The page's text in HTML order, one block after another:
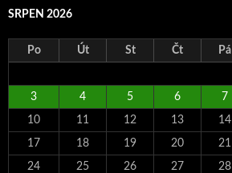
SRPEN 2026
Po Út St Čt Pá
3 4 5 6 7
10 11 12 13 14
17 18 19 20 21
24 25 26 27 28